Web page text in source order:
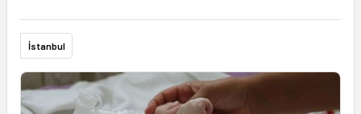
İstanbul